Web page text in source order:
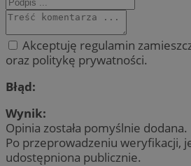
Akceptuję regulamin
oraz politykę prywatności.
Błąd:
Wynik:
Opinia została pomyślnie dodana.
Po przeprowadzeniu weryfikacji,
udostępniona publicznie.